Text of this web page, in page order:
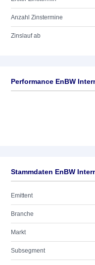
Anzahl Zinstermine
Zinslauf ab
Performance EnBW
Stammdaten EnBW
Emittent
Branche
Markt
Subsegment